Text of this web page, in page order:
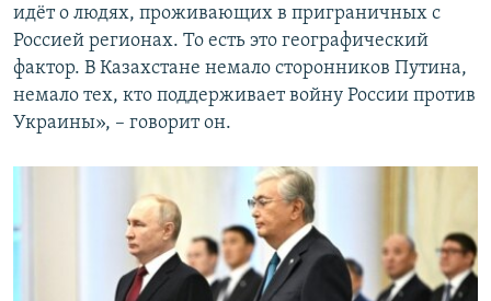
идёт о людях, проживающих в приграничных с
Россией регионах. То есть это географический
фактор. В Казахстане немало сторонников Путина,
немало тех, кто поддерживает войну России против
Украины», – говорит он.